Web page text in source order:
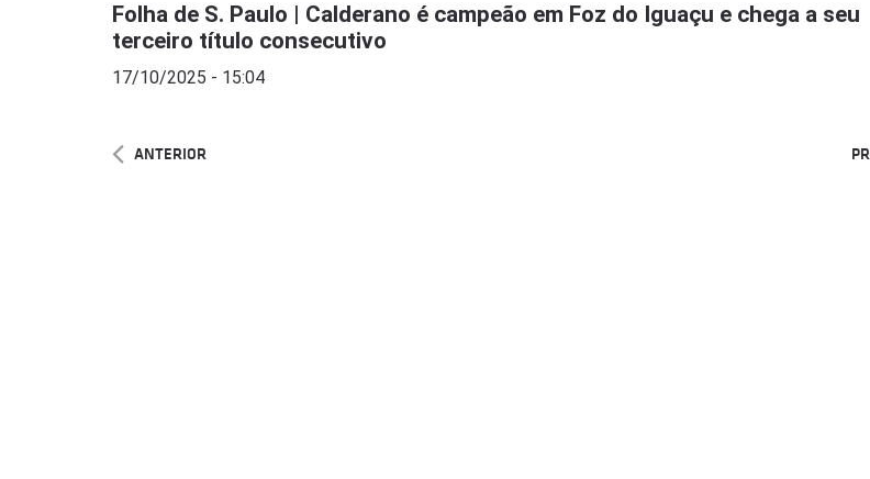
Folha de S. Paulo | Calderano é campeão em Foz do Iguaçu e chega a seu
terceiro título consecutivo
17/10/2025 - 15:04
ANTERIOR